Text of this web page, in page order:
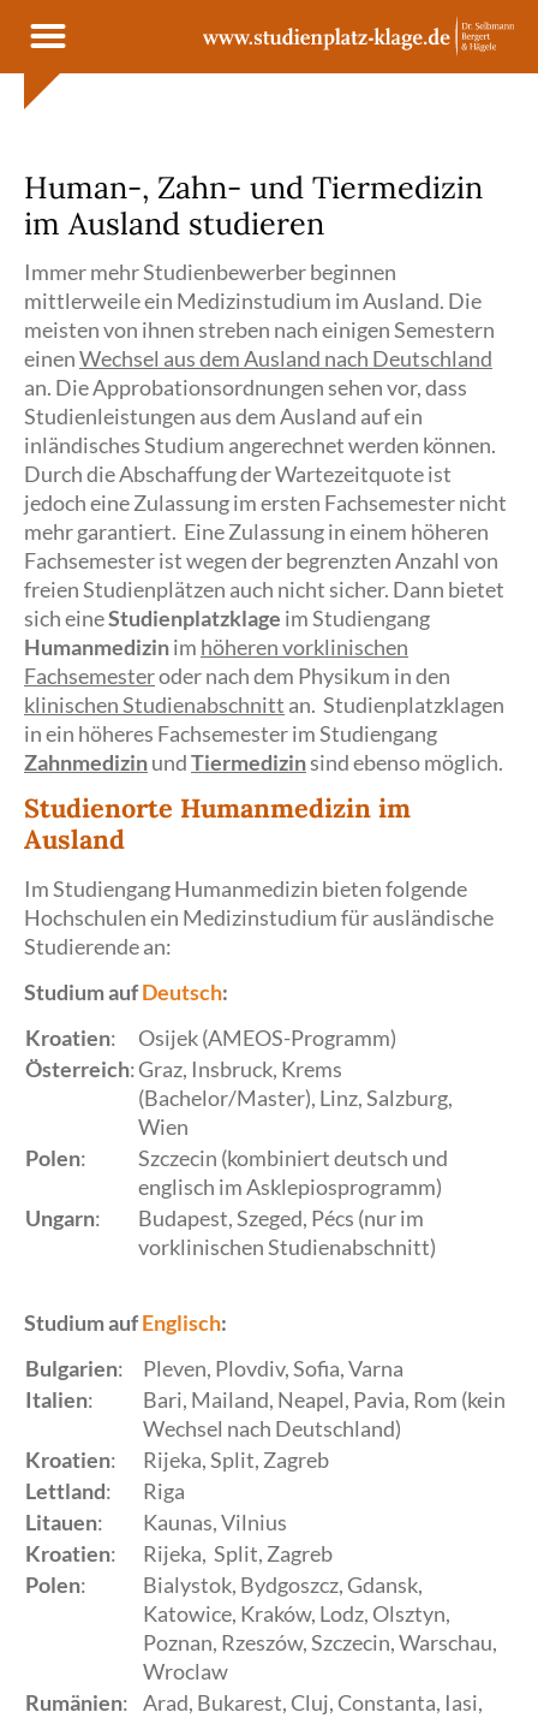
Human-, Zahn- und Tiermedizin
im Ausland studieren
Immer mehr Studienbewerber beginnen
mittlerweile ein Medizinstudium im Ausland. Die
meisten von ihnen streben nach einigen Semestern
einenWechsel aus dem Ausland nach Deutschland
an. Die Approbationsordnungen sehen vor, dass
Studienleistungen aus dem Ausland auf ein
inländisches Studium angerechnet werden können.
Durch die Abschaffung der Wartezeitquote ist
jedoch eine Zulassung im ersten Fachsemester nicht
mehr garantiert. Eine Zulassung in einem höheren
Fachsemester ist wegen der begrenzten Anzahl von
freien Studienplätzen auch nicht sicher. Dann bietet
sich eineStudienplatzklage im Studiengang
Humanmedizinim höheren vorklinischen
Fachsemesteroder nach dem Physikum in den
klinischen Studienabschnitt an. Studienplatzklagen
in ein höheres Fachsemester im Studiengang
ZahnmedizinundTiermedizinsind ebenso möglich.
Studienorte Humanmedizin im
Ausland
Im Studiengang Humanmedizin bieten folgende
Hochschulen ein Medizinstudium für ausländische
Studierende an:
Studium aufDeutsch:
Kroatien:
Osijek (AMEOS-Programm)
Österreich:Graz, Insbruck, Krems
(Bachelor/Master), Linz, Salzburg,
Wien
Polen:
Szczecin (kombiniert deutsch und
englisch im Asklepiosprogramm)
Ungarn:
Budapest, Szeged, Pécs (nur im
vorklinischen Studienabschnitt)
Studium aufEnglisch:
Bulgarien:
Pleven, Plovdiv, Sofia, Varna
Italien:
Bari, Mailand, Neapel, Pavia, Rom (kein
Wechsel nach Deutschland)
Kroatien:
Rijeka, Split, Zagreb
Lettland:
Riga
Litauen:
Kaunas, Vilnius
Kroatien:
Rijeka, Split, Zagreb
Polen:
Bialystok, Bydgoszcz, Gdansk,
Katowice, Kraków, Lodz, Olsztyn,
Poznan, Rzeszów, Szczecin, Warschau,
Wroclaw
Rumänien: Arad, Bukarest, Cluj, Constanta, Iasi,